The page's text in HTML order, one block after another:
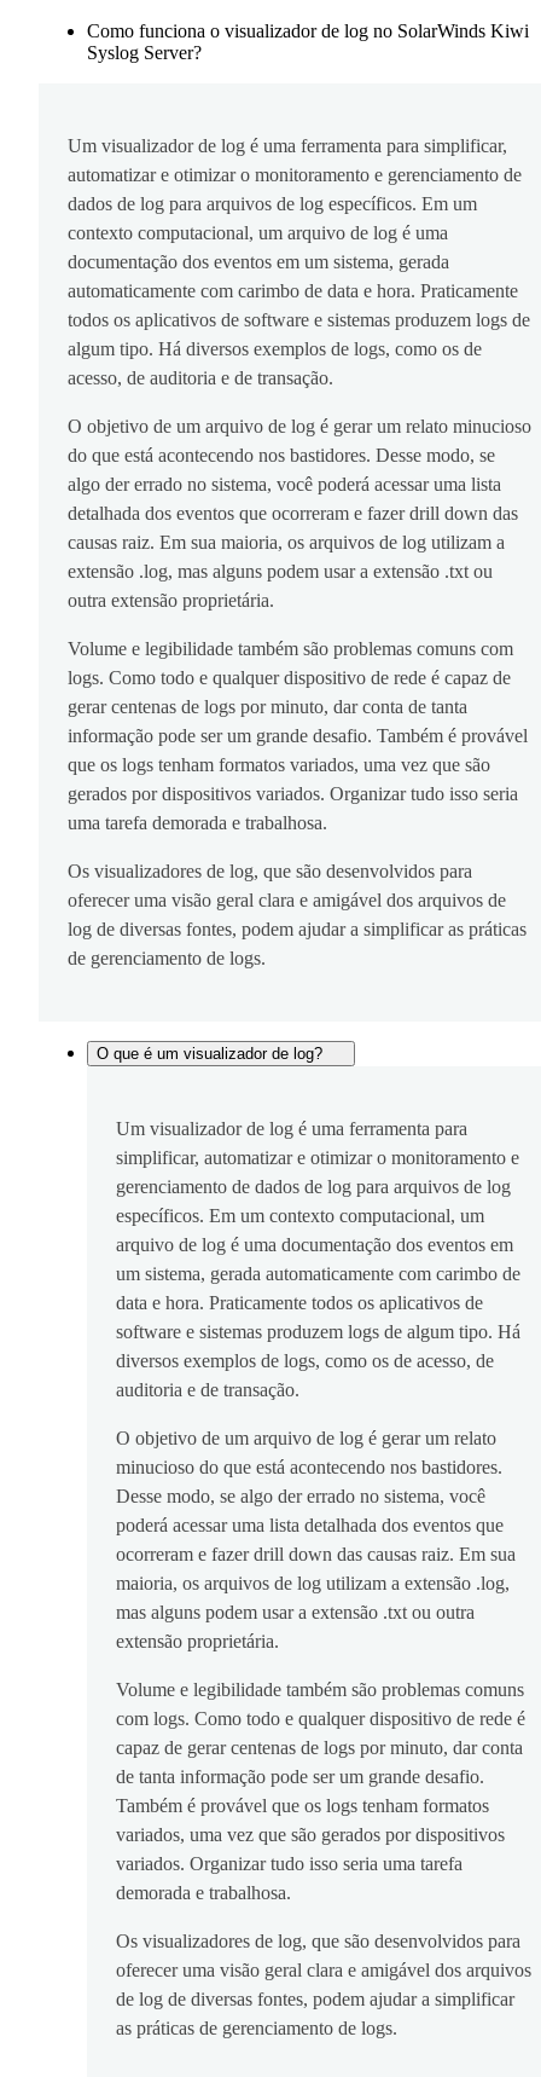
Como funciona o visualizador de log no SolarWinds Kiwi
Syslog Server?
Um visualizador de log é uma ferramenta para simplificar,
automatizar e otimizar o monitoramento e gerenciamento de
dados de log para arquivos de log específicos. Em um
contexto computacional, um arquivo de log é uma
documentação dos eventos em um sistema, gerada
automaticamente com carimbo de data e hora. Praticamente
todos os aplicativos de software e sistemas produzem logs de
algum tipo. Há diversos exemplos de logs, como os de
acesso, de auditoria e de transação.
O objetivo de um arquivo de log é gerar um relato minucioso
do que está acontecendo nos bastidores. Desse modo, se
algo der errado no sistema, você poderá acessar uma lista
detalhada dos eventos que ocorreram e fazer drill down das
causas raiz. Em sua maioria, os arquivos de log utilizam a
extensão .log, mas alguns podem usar a extensão .txt ou
outra extensão proprietária.
Volume e legibilidade também são problemas comuns com
logs. Como todo e qualquer dispositivo de rede é capaz de
gerar centenas de logs por minuto, dar conta de tanta
informação pode ser um grande desafio. Também é provável
que os logs tenham formatos variados, uma vez que são
gerados por dispositivos variados. Organizar tudo isso seria
uma tarefa demorada e trabalhosa.
Os visualizadores de log, que são desenvolvidos para
oferecer uma visão geral clara e amigável dos arquivos de
log de diversas fontes, podem ajudar a simplificar as práticas
de gerenciamento de logs.
O que é um visualizador de log?
Um visualizador de log é uma ferramenta para
simplificar, automatizar e otimizar o monitoramento e
gerenciamento de dados de log para arquivos de log
específicos. Em um contexto computacional, um
arquivo de log é uma documentação dos eventos em
um sistema, gerada automaticamente com carimbo de
data e hora. Praticamente todos os aplicativos de
software e sistemas produzem logs de algum tipo. Há
diversos exemplos de logs, como os de acesso, de
auditoria e de transação.
O objetivo de um arquivo de log é gerar um relato
minucioso do que está acontecendo nos bastidores.
Desse modo, se algo der errado no sistema, você
poderá acessar uma lista detalhada dos eventos que
ocorreram e fazer drill down das causas raiz. Em sua
maioria, os arquivos de log utilizam a extensão .log,
mas alguns podem usar a extensão .txt ou outra
extensão proprietária.
Volume e legibilidade também são problemas comuns
com logs. Como todo e qualquer dispositivo de rede é
capaz de gerar centenas de logs por minuto, dar conta
de tanta informação pode ser um grande desafio.
Também é provável que os logs tenham formatos
variados, uma vez que são gerados por dispositivos
variados. Organizar tudo isso seria uma tarefa
demorada e trabalhosa.
Os visualizadores de log, que são desenvolvidos para
oferecer uma visão geral clara e amigável dos arquivos
de log de diversas fontes, podem ajudar a simplificar
as práticas de gerenciamento de logs.